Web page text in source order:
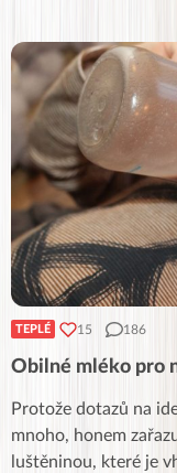
TEPLÉ 15 186
Obilné mléko pro
Protože dotazů na
mnoho, honem
luštěninou, které je